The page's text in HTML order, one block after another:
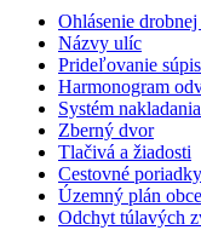
Ohlásenie
Názvy ulíc
Prideľovanie
Harmonogram
Systém
Zberný dvor
Tlačivá a žiadosti
Cestovné poriadky
Územný plán obce
Odchyt túlavých